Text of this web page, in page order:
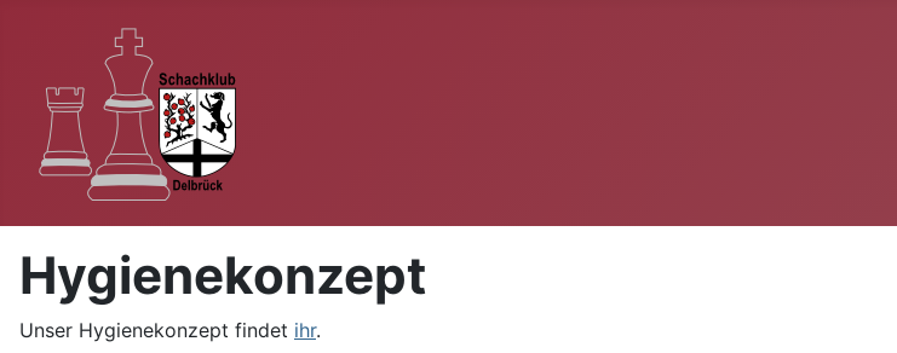
Hygienekonzept
Unser Hygienekonzept findet ihr.